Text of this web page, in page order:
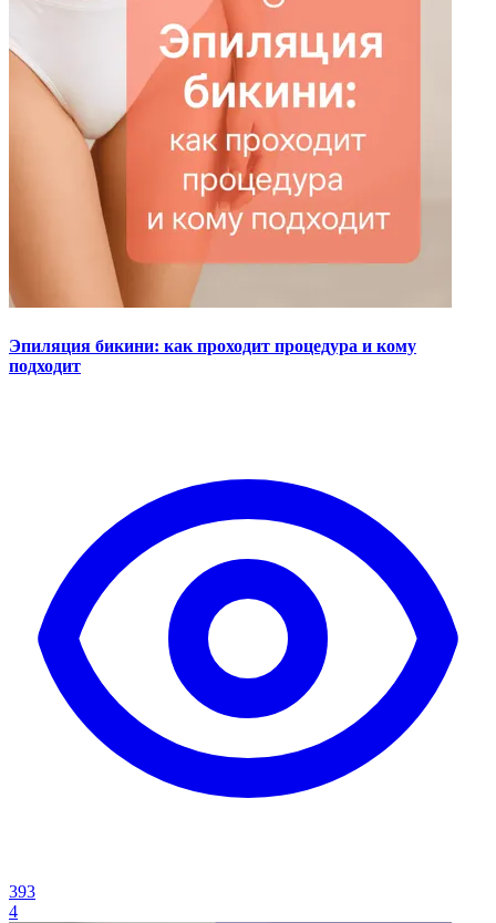
Эпиляция бикини: как проходит процедура и кому
подходит
393
4